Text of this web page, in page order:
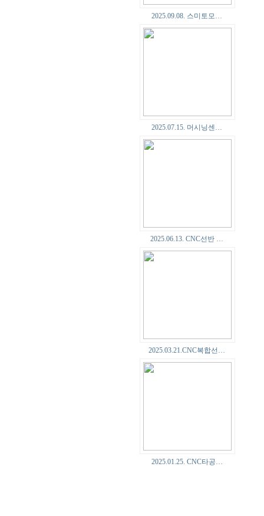
2025.09.08. 스미토모…
2025.07.15. 머시닝센…
2025.06.13. CNC선반 …
2025.03.21.CNC복합선…
2025.01.25. CNC타공…